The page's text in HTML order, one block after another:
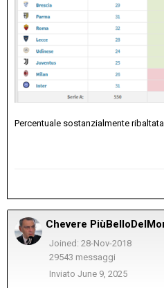
Percentuale sostanzialmente ribaltata.
Chevere
Joined: 28-Nov-2018
29543 messaggi
Inviato June 9, 2025